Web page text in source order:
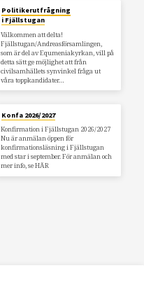
Politikerutfrågning
i Fjällstugan
Välkommen att delta!
Fjällstugan/Andreasförsamlingen,
som är del av Equmeniakyrkan, vill på
detta sätt ge möjlighet att från
civilsamhällets synvinkel fråga ut
våra toppkandidater…
Konfa 2026/2027
Konfirmation i Fjällstugan 2026/2027
Nu är anmälan öppen för
konfirmationsläsning i Fjällstugan
med star i september. För anmälan och
mer info, se HÄR